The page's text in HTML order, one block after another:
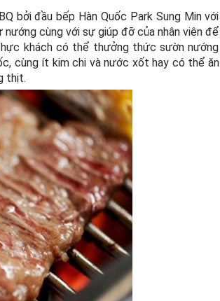
bởi đầu bếp Hàn Quốc Park Sung Min với
cùng với sự giúp đỡ của nhân viên để
khách có thể thưởng thức sườn nướng
cùng ít kim chi và nước xốt hay có thể ăn
thịt.